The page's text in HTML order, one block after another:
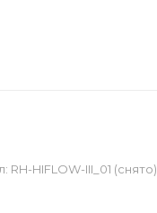
RH-HIFLOW-III_01 (снято)